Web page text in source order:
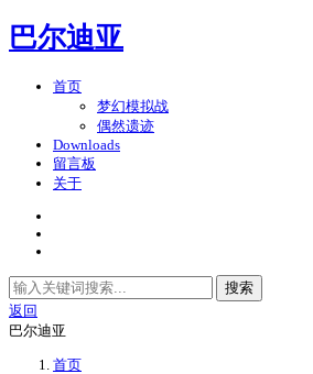
巴尔迪亚
首页
梦幻模拟战
偶然遗迹
Downloads
留言板
关于
搜索
返回
巴尔迪亚
首页